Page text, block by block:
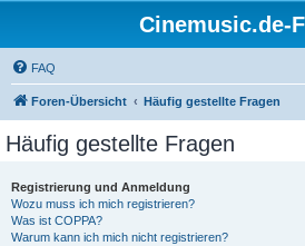
Cinemusic.de-
FAQ
Foren-Übersicht Häufig gestellte Fragen
Häufig gestellte Fragen
Registrierung und Anmeldung
Wozu muss ich mich registrieren?
Was ist COPPA?
Warum kann ich mich nicht registrieren?